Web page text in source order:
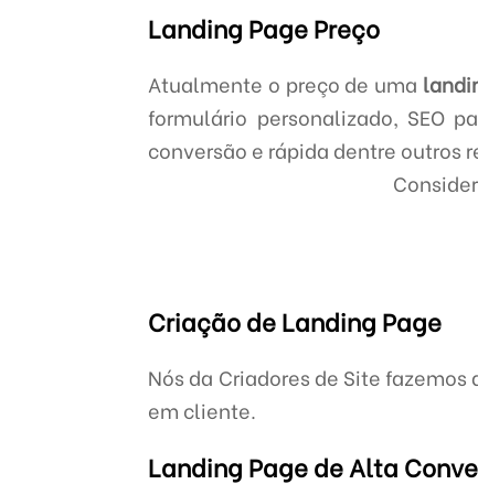
Landing Page Preço
Atualmente o preço de uma
formulário personalizado, SEO
conversão e rápida dentre outros
Criação de Landing Page
Nós da Criadores de Site fazemos
em cliente.
Landing Page de Alta